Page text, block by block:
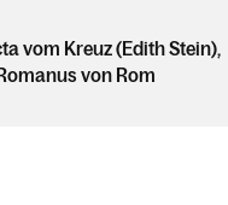
vom Kreuz (Edith Stein)
von Rom